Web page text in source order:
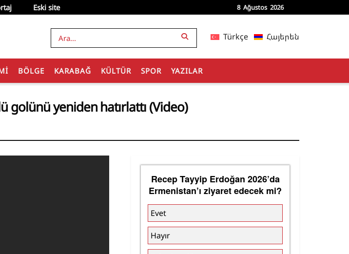
Eski site 8 Ağustos 2026
Türkçe Հայերեն
BÖLGE KARABAĞ KÜLTÜR SPOR YAZILAR
golünü yeniden hatırlattı (Video)
Recep Tayyip Erdoğan 2026’da
Ermenistan’ı ziyaret edecek mi?
Evet
Hayır